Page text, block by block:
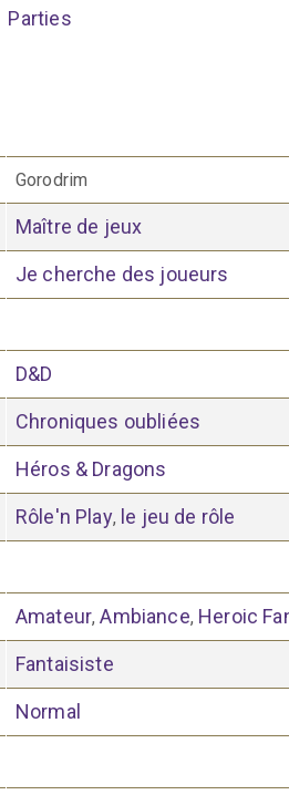
Parties
Gorodrim
Maître de jeux
Je cherche des joueurs
D&D
Chroniques oubliées
Héros & Dragons
Rôle'n Play, le jeu de rôle
Amateur,Ambiance, Heroic
Fantaisiste
Normal